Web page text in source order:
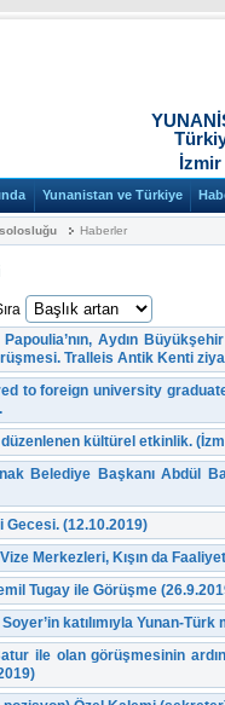
Yunanistan ve Türkiye
Haberler
Aydın
Tralleis Antik Kenti
to foreign university
kültürel etkinlik.
Belediye Başkanı Abdül
Gecesi. (12.10.2019)
Merkezleri, Kışın da
Tugay ile Görüşme
katılımıyla Yunan-
ile olan görüşmesinin